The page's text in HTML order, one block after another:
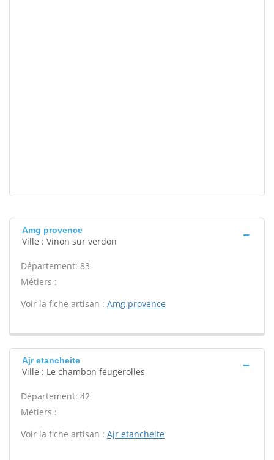
Amg provence
Ville : Vinon sur verdon
Département: 83
Métiers :
Voir la fiche artisan : Amg provence
Ajr etancheite
Ville : Le chambon feugerolles
Département: 42
Métiers :
Voir la fiche artisan : Ajr etancheite